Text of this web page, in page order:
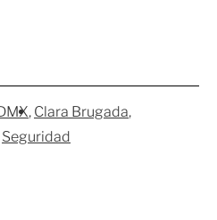
Clara Brugada
Seguridad